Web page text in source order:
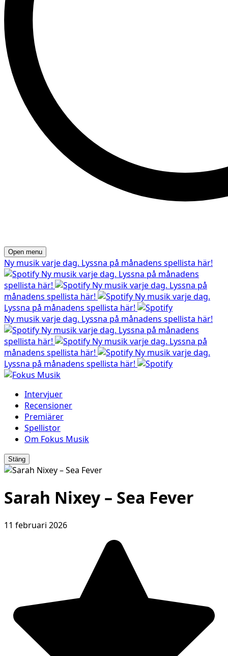
Open menu
Ny musik varje dag. Lyssna på månadens spellista här!
Ny musik varje dag. Lyssna på månadens
spellista här!
Ny musik varje dag. Lyssna på
månadens spellista här!
Ny musik varje dag.
Lyssna på månadens spellista här!
Ny musik varje dag. Lyssna på månadens spellista här!
Ny musik varje dag. Lyssna på månadens
spellista här!
Ny musik varje dag. Lyssna på
månadens spellista här!
Ny musik varje dag.
Lyssna på månadens spellista här!
Intervjuer
Recensioner
Premiärer
Spellistor
Om Fokus Musik
Stäng
Sarah Nixey – Sea Fever
11 februari 2026